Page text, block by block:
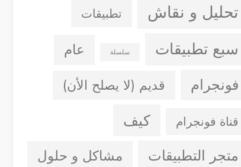
تحليل و نقاش تطبيقات
سبع تطبيقات سلسلة عام
فونجرام قديم (لا يصلح الأن)
قناة فونجرام كيف
متجر التطبيقات مشاكل و حلول